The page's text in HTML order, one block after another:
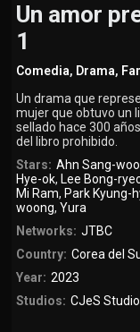
Un amor
1
Comedia, Drama,
Un drama que
mujer que obtuvo un
sellado hace 300
del libro prohibido.
Stars: Ahn Sang-woo
Hye-ok, Lee Bong-
Mi Ram, Park Kyung-
woong,Yura
Networks: JTBC
Country: Corea del
Year: 2023
Studios: CJeS